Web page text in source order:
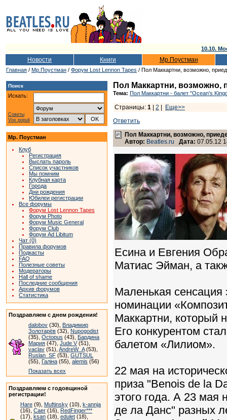
10.10.
Новости Книги Мр.Поустман
Главная / Мр.Поустман / Форум Lost Lennon Tapes / Пол Маккартни, возможно,
Поиск
Искать:
Советы
Vox populi
Мр. Поустман
Клуб
Регистрация
Выслать пароль
Список участников
Мы помним
Клубная карта
Города
Дни рождения
Юбилеи регистрации
Все форумы
Форум Lost Lennon Tapes
Форум Photo
Форум Music General
Форум Club
Форум Ad Libitum
Чат (0)
Правила форумов
Подкасты
FAQ
Полезные советы
Модераторы
Hall of shame
Последние сообщения
Архив форумов
Статистика
Поздравляем с днем рождения!
dalobov (30), Владимир
Золотарёв (32), Nupogodist
(35), Octopus (43), Бардина
Мария (47), Jude V(51),
vaclav (51), AndreW_A(53),
Ruslan_SF (53), GUTSUL
(55), Галіна (55), alemis (56)
Показать всех
Поздравляем с годовщиной
регистрации!
Hare (9), Muftinsky (10), k-annja
(16), Caer (16), RedFinger***
(17), ksan (18), edulet (18),
Пол Маккартни, возможно,
Тема: Пол Маккартни - балет "Ocean's
Страницы: 1 2
Еще>>
Ответить
Пол Маккартни, возможно,
Автор: Beatles.ru Дата: 07.05.12
Есина и Евгения
Матиас Эйман, а
Маленькая сенсация
номинации
Маккартни, который
Его конкурентом
балетом «Лилиом».
22 мая на
приза "Benois de la
этого года. А 23 мая
де ла Данс" разных